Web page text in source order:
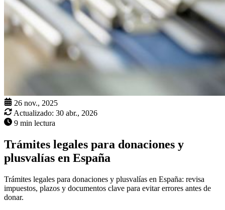
26 nov., 2025
Actualizado: 30 abr., 2026
9 min lectura
Trámites legales para donaciones y
plusvalías en España
Trámites legales para donaciones y plusvalías en España: revisa
impuestos, plazos y documentos clave para evitar errores antes de
donar.